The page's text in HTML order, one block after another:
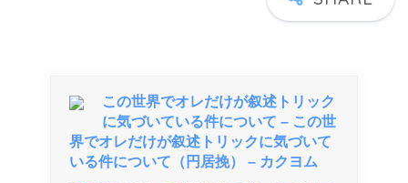
この世界でオレだけが叙述トリック
に気づいている件について – この世
界でオレだけが叙述トリックに気づいて
いる件について（円居挽） – カクヨム